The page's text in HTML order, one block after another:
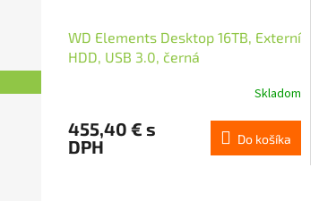
WD Elements Desktop 16TB, Externí
HDD, USB 3.0, černá
Skladom
455,40 € s
DPH
Do košíka